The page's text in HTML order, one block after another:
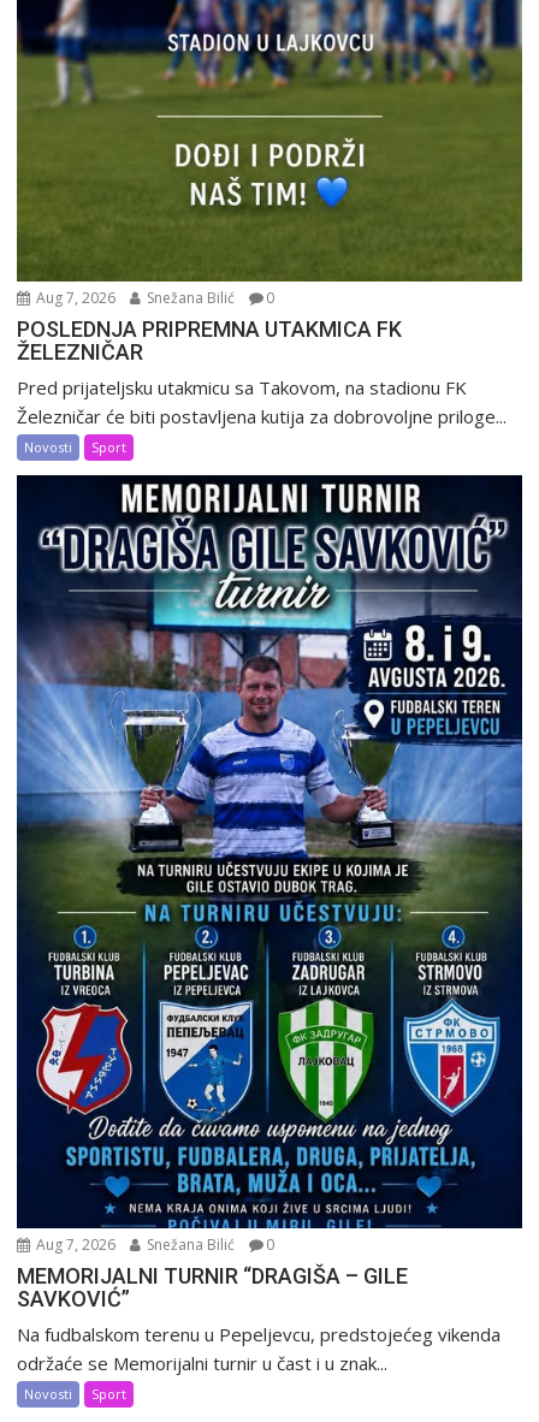
Aug 7, 2026 Snežana Bilić 0
POSLEDNJA PRIPREMNA UTAKMICA FK
ŽELEZNIČAR
Pred prijateljsku utakmicu sa Takovom, na stadionu FK
Železničar će biti postavljena kutija za dobrovoljne priloge...
Novosti Sport
Aug 7, 2026 Snežana Bilić 0
MEMORIJALNI TURNIR “DRAGIŠA – GILE
SAVKOVIĆ”
Na fudbalskom terenu u Pepeljevcu, predstojećeg vikenda
održaće se Memorijalni turnir u čast i u znak...
Novosti Sport